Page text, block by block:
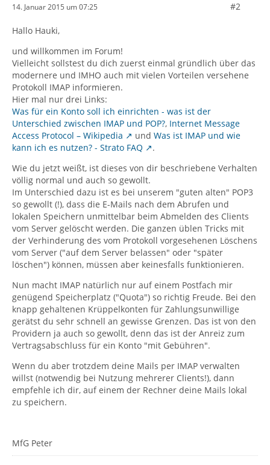
14. Januar 2015 um 07:25 #2
Hallo Hauki,
und willkommen im Forum!
Vielleicht sollstest du dich zuerst einmal gründlich über das
modernere und IMHO auch mit vielen Vorteilen versehene
Protokoll IMAP informieren.
Hier mal nur drei Links:
Was für ein Konto soll ich einrichten - was ist der
Unterschied zwischen IMAP und POP?, Internet Message
Access Protocol – Wikipedia
und Was ist IMAP und wie
kann ich es nutzen? - Strato FAQ
.
Wie du jetzt weißt, ist dieses von dir beschriebene Verhalten
völlig normal und auch so gewollt.
Im Unterschied dazu ist es bei unserem "guten alten" POP3
so gewollt (!), dass die E-Mails nach dem Abrufen und
lokalen Speichern unmittelbar beim Abmelden des Clients
vom Server gelöscht werden. Die ganzen üblen Tricks mit
der Verhinderung des vom Protokoll vorgesehenen Löschens
vom Server ("auf dem Server belassen" oder "später
löschen") können, müssen aber keinesfalls funktionieren.
Nun macht IMAP natürlich nur auf einem Postfach mir
genügend Speicherplatz ("Quota") so richtig Freude. Bei den
knapp gehaltenen Krüppelkonten für Zahlungsunwillige
gerätst du sehr schnell an gewisse Grenzen. Das ist von den
Providern ja auch so gewollt, denn das ist der Anreiz zum
Vertragsabschluss für ein Konto "mit Gebühren".
Wenn du aber trotzdem deine Mails per IMAP verwalten
willst (notwendig bei Nutzung mehrerer Clients!), dann
empfehle ich dir, auf einem der Rechner deine Mails lokal
zu speichern.
MfG Peter